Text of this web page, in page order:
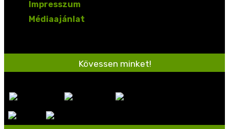
Impresszum
Médiaajánlat
Kövessen minket!